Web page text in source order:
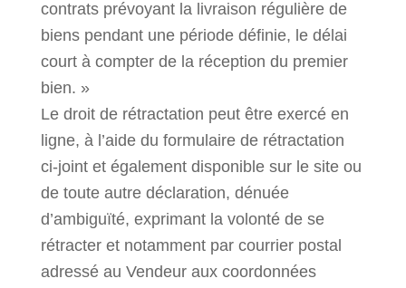
contrats prévoyant la livraison régulière de
biens pendant une période définie, le délai
court à compter de la réception du premier
bien. »
Le droit de rétractation peut être exercé en
ligne, à l’aide du formulaire de rétractation
ci-joint et également disponible sur le site ou
de toute autre déclaration, dénuée
d’ambiguïté, exprimant la volonté de se
rétracter et notamment par courrier postal
adressé au Vendeur aux coordonnées